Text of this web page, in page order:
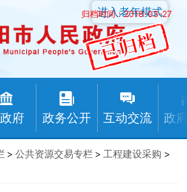
归档时间：2018-03-27
府 政务公开 互动交流 政
进入老年模式
> 公共资源交易专栏 > 工程建设采购 >